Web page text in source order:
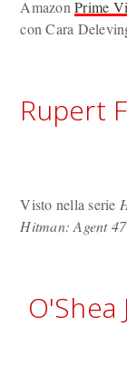
AmazonPrime
con Cara
Rupert
Visto nella serie
Hitman: Agent 47
O'Shea